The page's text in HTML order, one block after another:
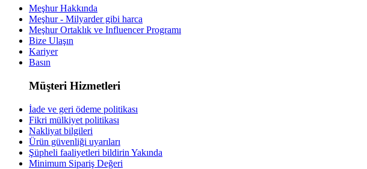
Meşhur Hakkında
Meşhur - Milyarder gibi harca
Meşhur Ortaklık ve Influencer Programı
Bize Ulaşın
Kariyer
Basın
Müşteri Hizmetleri
İade ve geri ödeme politikası
Fikri mülkiyet politikası
Nakliyat bilgileri
Ürün güvenliği uyarıları
Şüpheli faaliyetleri bildirin Yakında
Minimum Sipariş Değeri